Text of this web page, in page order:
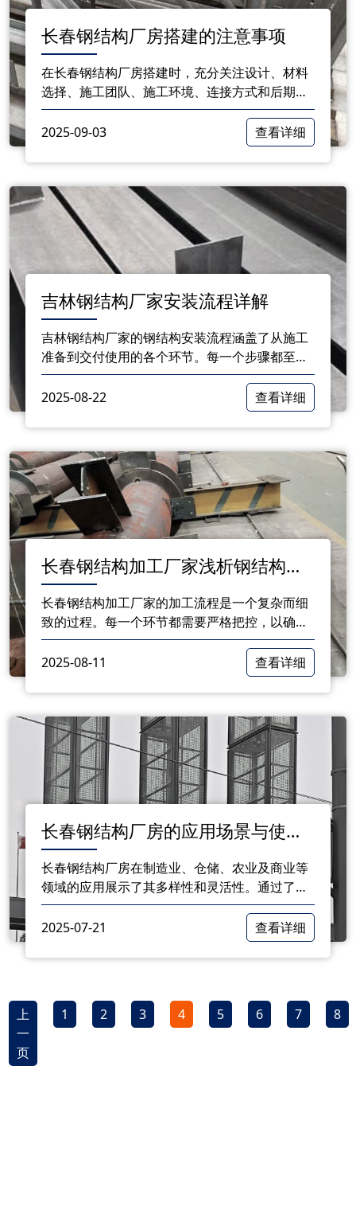
长春钢结构厂房搭建的注意事项
在长春钢结构厂房搭建时，充分关注设计、材料
选择、施工团队、施工环境、连接方式和后期维
护等多个方面，可以有效提高厂房的质量和安全
性。通过细致的规划和谨慎的实施，钢结构厂房
2025-09-03 查看详细
吉林钢结构厂家安装流程详解
吉林钢结构厂家的钢结构安装流程涵盖了从施工
准备到交付使用的各个环节。每一个步骤都至关
重要，直接关系到结构的安全性和使用寿命。通
过遵循规范的流程，厂家能够在保证质量的前提
2025-08-22 查看详细
长春钢结构加工厂家浅析钢结构加
工流程
长春钢结构加工厂家的加工流程是一个复杂而细
致的过程。每一个环节都需要严格把控，以确保
产品的质量和安全性。作为长春的钢结构加工厂
家，我们始终致力于为客户提供优质的钢结构产
2025-08-11 查看详细
长春钢结构厂房的应用场景与使用
优势
长春钢结构厂房在制造业、仓储、农业及商业等
领域的应用展示了其多样性和灵活性。通过了解
钢结构厂房的主要应用场景及其使用优势，企业
可以更好地选择适合自身发展的建筑形式，助力
2025-07-21 查看详细
上
一
页
1 2 3 4 5 6 7 8